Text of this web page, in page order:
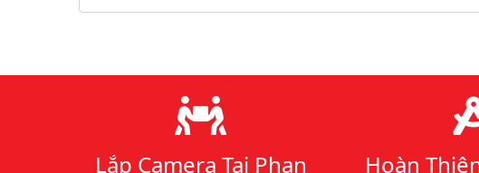
Lý do chọn chúng tôi
Lắp Camera Tại Phan
Hoàn